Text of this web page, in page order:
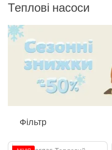
Теплові насоси
Фільтр